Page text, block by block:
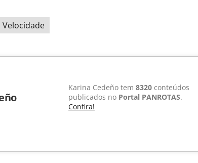
Velocidade
Karina Cedeño tem 8320 conteúdos
publicados no Portal PANROTAS.
Confira!